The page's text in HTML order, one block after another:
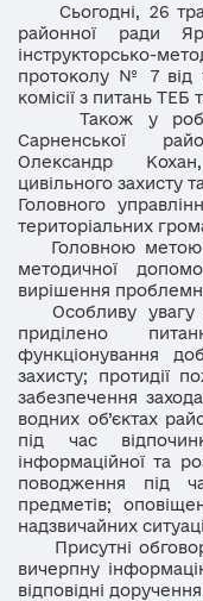
Сьогодні, 26
районної ради
інструкторсько-
протоколу № 7 від
комісії з питань ТЕБ
Також у
Сарненської
Олександр
цивільного захисту
Головного
територіальних
Головною метою
методичної
вирішення
Особливу увагу
приділено
функціонування
захисту; протидії
забезпечення
водних об’єктах
під час
інформаційної та
поводження під
предметів;
надзвичайних
Присутні
вичерпну
відповідні